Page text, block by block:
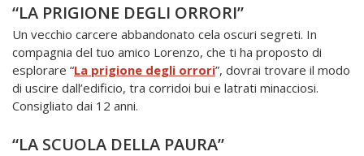
“LA PRIGIONE DEGLI ORRORI”
Un vecchio carcere abbandonato cela oscuri segreti. In
compagnia del tuo amico Lorenzo, che ti ha proposto di
esplorare “La prigione degli orrori”, dovrai trovare il modo
di uscire dall’edificio, tra corridoi bui e latrati minacciosi.
Consigliato dai 12 anni.
“LA SCUOLA DELLA PAURA”